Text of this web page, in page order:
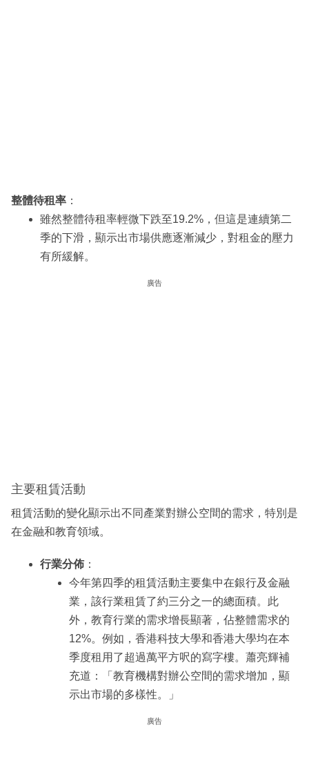
整體待租率 ：
雖然整體待租率輕微下跌至19.2%，但這是連續第二
季的下滑，顯示出市場供應逐漸減少，對租金的壓力
有所緩解。
廣告
主要租賃活動
租賃活動的變化顯示出不同產業對辦公空間的需求，特別是
在金融和教育領域。
行業分佈：
今年第四季的租賃活動主要集中在銀行及金融
業，該行業租賃了約三分之一的總面積。此
外，教育行業的需求增長顯著，佔整體需求的
12%。例如，香港科技大學和香港大學均在本
季度租用了超過萬平方呎的寫字樓。蕭亮輝補
充道：「教育機構對辦公空間的需求增加，顯
示出市場的多樣性。」
廣告